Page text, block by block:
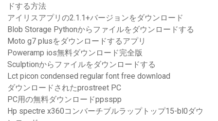
ドする方法
アイリスアプリの2.1.1+バージョンをダウンロード
Blob Storage Pythonからファイルをダウンロードする
Moto g7 plusをダウンロードするアプリ
Poweramp ios無料ダウンロード完全版
Sculptionからファイルをダウンロードする
Lct picon condensed regular font free download
ダウンロードされたprostreet PC
PC用の無料ダウンロードppsspp
Hp spectre x360コンバーチブルラップトップ15-bl0ダウ